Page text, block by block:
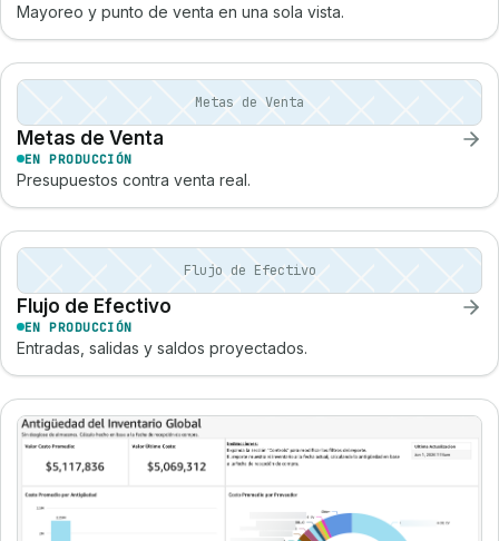
Mayoreo y punto de venta en una sola vista.
Metas de Venta
Metas de Venta
EN PRODUCCIÓN
Presupuestos contra venta real.
Flujo de Efectivo
Flujo de Efectivo
EN PRODUCCIÓN
Entradas, salidas y saldos proyectados.